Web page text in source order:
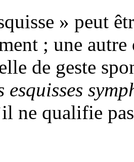
» peut
; une
de geste
esquisses
ne qualifie